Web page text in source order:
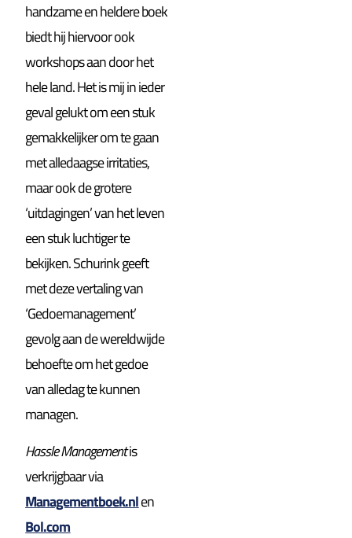
handzame en heldere boek
biedt hij hiervoor ook
workshops aan door het
hele land. Het is mij in ieder
geval gelukt om een stuk
gemakkelijker om te gaan
met alledaagse irritaties,
maar ook de grotere
‘uitdagingen’ van het leven
een stuk luchtiger te
bekijken. Schurink geeft
met deze vertaling van
‘Gedoemanagement’
gevolg aan de wereldwijde
behoefte om het gedoe
van alledag te kunnen
managen.
Hassle Managementis
verkrijgbaar via
Managementboek.nlen
Bol.com